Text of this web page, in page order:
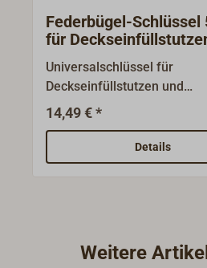
Federbügel-Schlüssel
für
Universalschlüssel für
Deckseinfüllstutzen und
Tankverschluss.Variabler
Federbügel für Zweiloch -
Verschluss.Aus
5mm.Für Lochabstand
14,49 € *
Details
Weitere